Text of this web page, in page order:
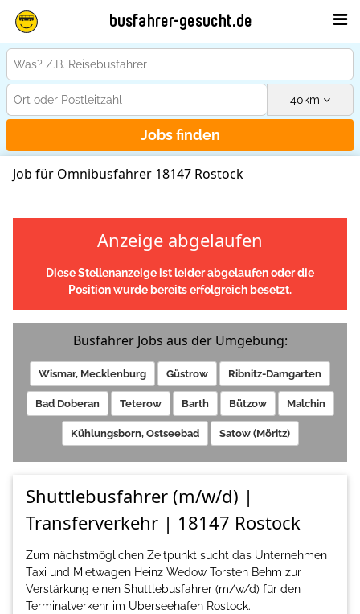
busfahrer-gesucht.de
40km
Jobs finden
Job für Omnibusfahrer 18147 Rostock
Anzeige abgelaufen
Diese Stellenanzeige ist leider abgelaufen oder die
Position wurde bereits erfolgreich besetzt.
Busfahrer Jobs aus der Umgebung:
Wismar, Mecklenburg Güstrow Ribnitz-Damgarten
Bad Doberan Teterow Barth Bützow Malchin
Kühlungsborn, Ostseebad Satow (Möritz)
Shuttlebusfahrer (m/w/d) |
Transferverkehr | 18147 Rostock
Zum nächstmöglichen Zeitpunkt sucht das Unternehmen
Taxi und Mietwagen Heinz Wedow Torsten Behm zur
Verstärkung einen Shuttlebusfahrer (m/w/d) für den
Terminalverkehr im Überseehafen Rostock.